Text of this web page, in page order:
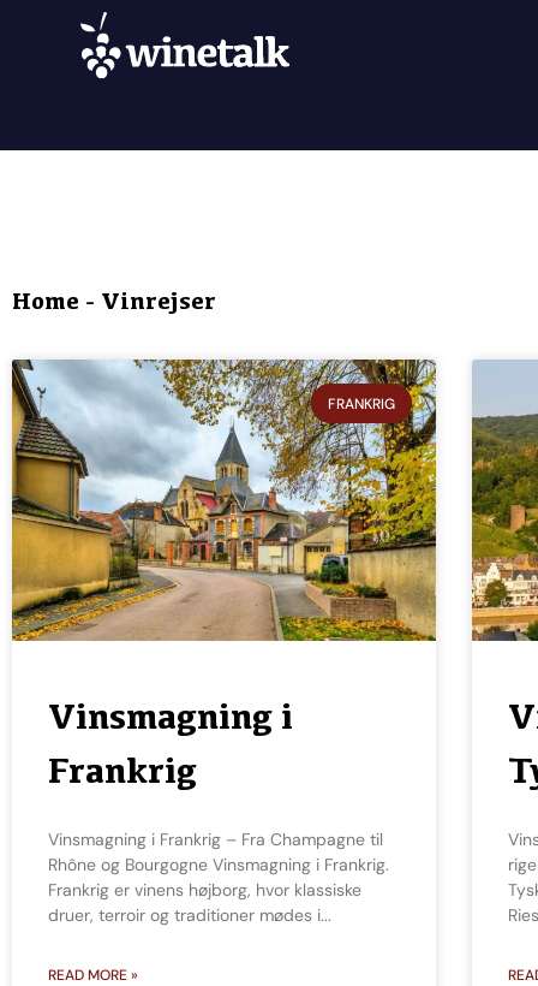
Home - Vinrejser
FRANKRIG
Vinsmagning i
Frankrig
Vinsmagning i Frankrig – Fra Champagne til
Rhône og Bourgogne Vinsmagning i Frankrig.
Frankrig er vinens højborg, hvor klassiske
druer, terroir og traditioner mødes i
READ MORE »
Vinsmagning i Tyskland – Det er Rieslingens